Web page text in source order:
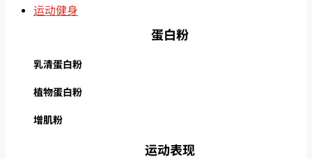
运动健身
蛋白粉
乳清蛋白粉
植物蛋白粉
增肌粉
运动表现